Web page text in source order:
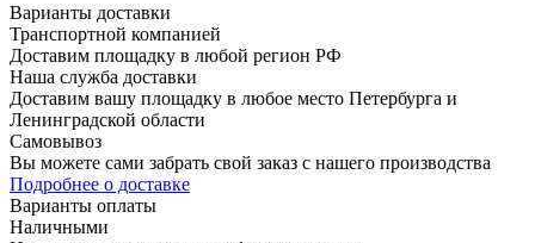
Варианты доставки
Транспортной компанией
Доставим площадку в любой регион РФ
Наша служба доставки
Доставим вашу площадку в любое место Петербурга и
Ленинградской области
Самовывоз
Вы можете сами забрать свой заказ с нашего производства
Подробнее о доставке
Варианты оплаты
Наличными